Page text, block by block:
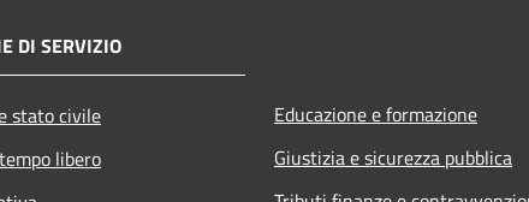
DI SERVIZIO
stato civile
libero
Educazione e formazione
Giustizia e sicurezza pubblica